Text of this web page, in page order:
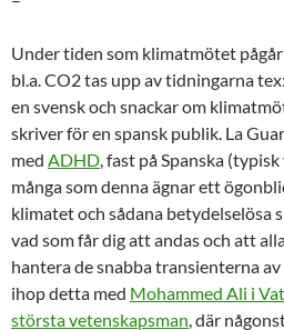
Under tiden som klimatmötet
bl.a. CO2 tas upp av tidningarna tex:
en svensk och snackar om
skriver för en spansk publik. La
med ADHD, fast på Spanska
många som denna ägnar ett
klimatet och sådana betydelselösa
vad som får dig att andas och att
hantera de snabba transienterna
ihop detta med Mohammed Ali i
största vetenskapsman, där